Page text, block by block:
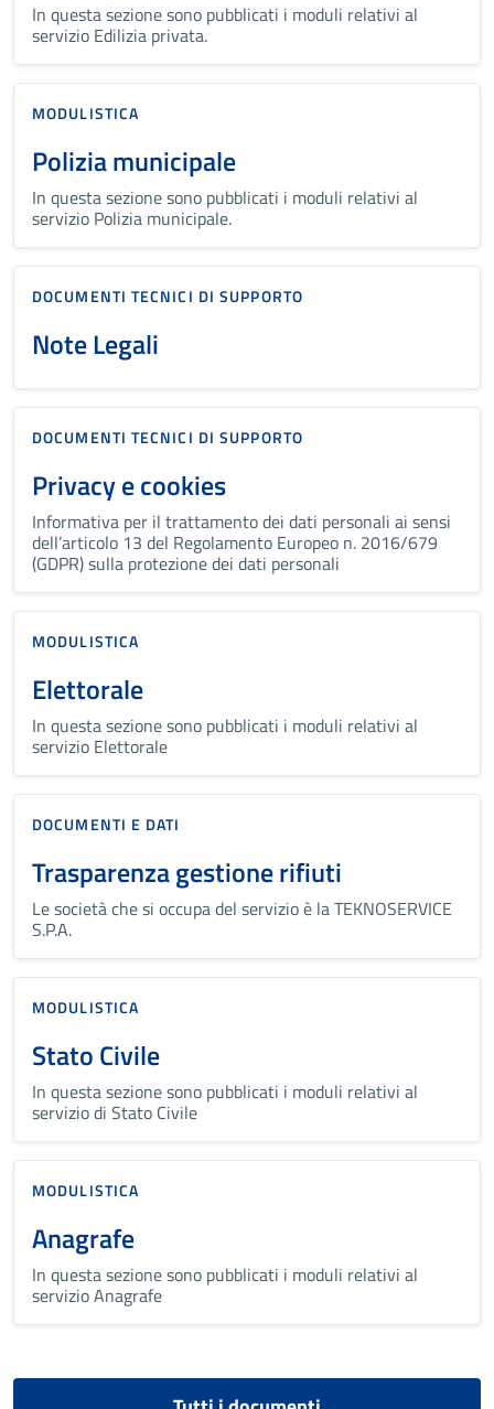
In questa sezione sono pubblicati i moduli relativi al
servizio Edilizia privata.
MODULISTICA
Polizia municipale
In questa sezione sono pubblicati i moduli relativi al
servizio Polizia municipale.
DOCUMENTI TECNICI DI SUPPORTO
Note Legali
DOCUMENTI TECNICI DI SUPPORTO
Privacy e cookies
Informativa per il trattamento dei dati personali ai sensi
dell’articolo 13 del Regolamento Europeo n. 2016/679
(GDPR) sulla protezione dei dati personali
MODULISTICA
Elettorale
In questa sezione sono pubblicati i moduli relativi al
servizio Elettorale
DOCUMENTI E DATI
Trasparenza gestione rifiuti
Le società che si occupa del servizio è la TEKNOSERVICE
S.P.A.
MODULISTICA
Stato Civile
In questa sezione sono pubblicati i moduli relativi al
servizio di Stato Civile
MODULISTICA
Anagrafe
In questa sezione sono pubblicati i moduli relativi al
servizio Anagrafe